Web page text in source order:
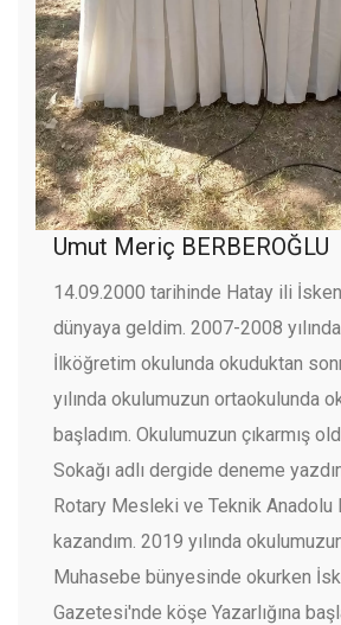
Umut Meriç BERBEROĞLU
14.09.2000 tarihinde Hatay ili
dünyaya geldim. 2007-2008
İlköğretim okulunda okuduktan
yılında okulumuzun ortaokulunda
başladım. Okulumuzun çıkarmış
Sokağı adlı dergide deneme
Rotary Mesleki ve Teknik Anadolu
kazandım. 2019 yılında
Muhasebe bünyesinde okurken
Gazetesi'nde köşe Yazarlığına